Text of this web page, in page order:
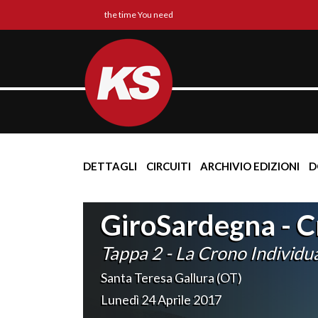
the time You need
DETTAGLI CIRCUITI ARCHIVIO EDIZIONI
GiroSardegna -
Tappa 2 - La Crono
Santa Teresa Gallura (OT)
Lunedì 24 Aprile 2017